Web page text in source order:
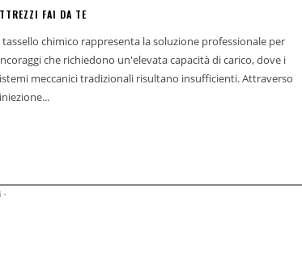
FAI DA TE
tassello chimico rappresenta la soluzione professionale per
che richiedono un'elevata capacità di carico, dove i
meccanici tradizionali risultano insufficienti. Attraverso
-